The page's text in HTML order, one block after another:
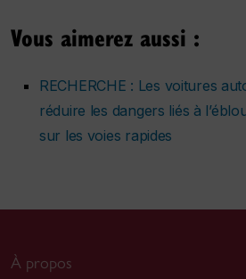
Vous aimerez aussi :
RECHERCHE : Les voitures
réduire les dangers liés à
sur les voies rapides
À propos